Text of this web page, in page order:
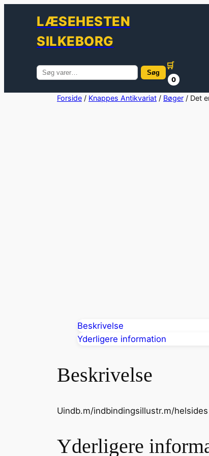
LÆSEHESTEN
SILKEBORG
Søg
efter:
Søg
🛒
0
Forside / Knappes Antikvariat / Bøger / Det
Beskrivelse
Yderligere information
Beskrivelse
Uindb.m/indbindingsillustr.m/
Yderligere